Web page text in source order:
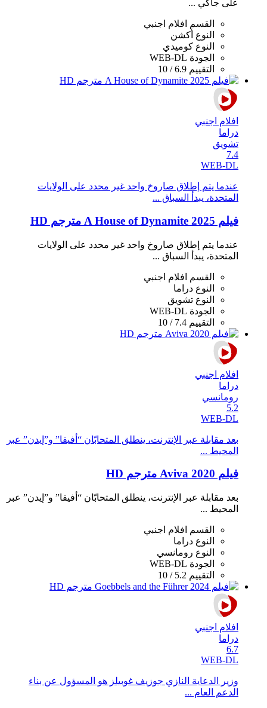
على جاكي ...
القسم
افلام اجنبي
النوع أكشن
النوع كوميدي
الجودة WEB-DL
التقييم 6.9 / 10
افلام اجنبي
دراما
تشويق
7.4
WEB-DL
عندما يتم إطلاق صاروخ واحد غير محدد على الولايات
المتحدة، يبدأ السباق ...
فيلم A House of Dynamite 2025 مترجم HD
عندما يتم إطلاق صاروخ واحد غير محدد على الولايات
المتحدة، يبدأ السباق ...
القسم
افلام اجنبي
النوع دراما
النوع تشويق
الجودة WEB-DL
التقييم 7.4 / 10
افلام اجنبي
دراما
رومانسي
5.2
WEB-DL
بعد مقابلة عبر الإنترنت، ينطلق المتحابّان “أفيفا” و”إيدن” عبر
المحيط ...
فيلم Aviva 2020 مترجم HD
بعد مقابلة عبر الإنترنت، ينطلق المتحابّان “أفيفا” و”إيدن” عبر
المحيط ...
القسم
افلام اجنبي
النوع دراما
النوع رومانسي
الجودة WEB-DL
التقييم 5.2 / 10
افلام اجنبي
دراما
6.7
WEB-DL
وزير الدعاية النازي جوزيف غوبيلز هو المسؤول عن بناء
الدعم العام ...